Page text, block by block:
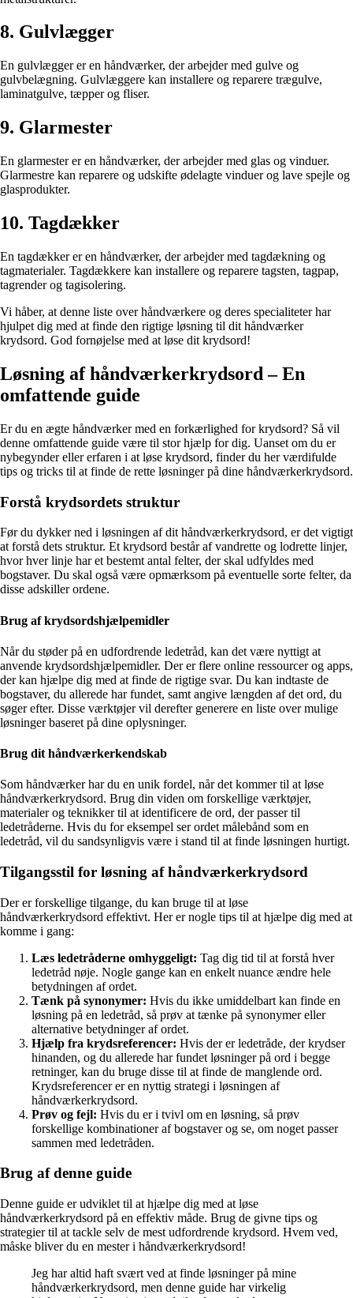
8. Gulvlægger
En gulvlægger er en håndværker, der arbejder med gulve og
gulvbelægning. Gulvlæggere kan installere og reparere trægulve,
laminatgulve, tæpper og fliser.
9. Glarmester
En glarmester er en håndværker, der arbejder med glas og vinduer.
Glarmestre kan reparere og udskifte ødelagte vinduer og lave spejle og
glasprodukter.
10. Tagdækker
En tagdækker er en håndværker, der arbejder med tagdækning og
tagmaterialer. Tagdækkere kan installere og reparere tagsten, tagpap,
tagrender og tagisolering.
Vi håber, at denne liste over håndværkere og deres specialiteter har
hjulpet dig med at finde den rigtige løsning til dit håndværker
krydsord. God fornøjelse med at løse dit krydsord!
Løsning af håndværkerkrydsord – En
omfattende guide
Er du en ægte håndværker med en forkærlighed for krydsord? Så vil
denne omfattende guide være til stor hjælp for dig. Uanset om du er
nybegynder eller erfaren i at løse krydsord, finder du her værdifulde
tips og tricks til at finde de rette løsninger på dine håndværkerkrydsord.
Forstå krydsordets struktur
Før du dykker ned i løsningen af dit håndværkerkrydsord, er det vigtigt
at forstå dets struktur. Et krydsord består af vandrette og lodrette linjer,
hvor hver linje har et bestemt antal felter, der skal udfyldes med
bogstaver. Du skal også være opmærksom på eventuelle sorte felter, da
disse adskiller ordene.
Brug af krydsordshjælpemidler
Når du støder på en udfordrende ledetråd, kan det være nyttigt at
anvende krydsordshjælpemidler. Der er flere online ressourcer og apps,
der kan hjælpe dig med at finde de rigtige svar. Du kan indtaste de
bogstaver, du allerede har fundet, samt angive længden af det ord, du
søger efter. Disse værktøjer vil derefter generere en liste over mulige
løsninger baseret på dine oplysninger.
Brug dit håndværkerkendskab
Som håndværker har du en unik fordel, når det kommer til at løse
håndværkerkrydsord. Brug din viden om forskellige værktøjer,
materialer og teknikker til at identificere de ord, der passer til
ledetråderne. Hvis du for eksempel ser ordet målebånd som en
ledetråd, vil du sandsynligvis være i stand til at finde løsningen hurtigt.
Tilgangsstil for løsning af håndværkerkrydsord
Der er forskellige tilgange, du kan bruge til at løse
håndværkerkrydsord effektivt. Her er nogle tips til at hjælpe dig med at
komme i gang:
Læs ledetråderne omhyggeligt: Tag dig tid til at forstå hver
ledetråd nøje. Nogle gange kan en enkelt nuance ændre hele
betydningen af ordet.
Tænk på synonymer: Hvis du ikke umiddelbart kan finde en
løsning på en ledetråd, så prøv at tænke på synonymer eller
alternative betydninger af ordet.
Hjælp fra krydsreferencer: Hvis der er ledetråde, der krydser
hinanden, og du allerede har fundet løsninger på ord i begge
retninger, kan du bruge disse til at finde de manglende ord.
Krydsreferencer er en nyttig strategi i løsningen af
håndværkerkrydsord.
Prøv og fejl: Hvis du er i tvivl om en løsning, så prøv
forskellige kombinationer af bogstaver og se, om noget passer
sammen med ledetråden.
Brug af denne guide
Denne guide er udviklet til at hjælpe dig med at løse
håndværkerkrydsord på en effektiv måde. Brug de givne tips og
strategier til at tackle selv de mest udfordrende krydsord. Hvem ved,
måske bliver du en mester i håndværkerkrydsord!
Jeg har altid haft svært ved at finde løsninger på mine
håndværkerkrydsord, men denne guide har virkelig